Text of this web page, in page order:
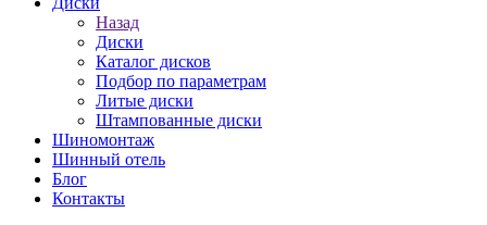
Назад
Диски
Каталог дисков
Подбор по параметрам
Литые диски
Штампованные диски
Шиномонтаж
Шинный отель
Блог
Контакты